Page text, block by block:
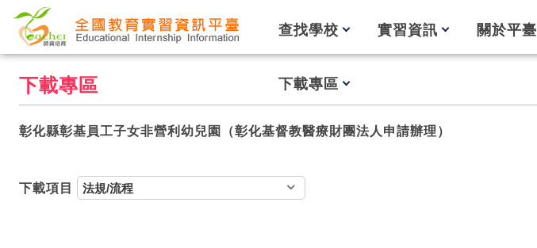
跳到主要內容
查找學校 實習資訊 關於平臺
下載專區
下載專區
彰化縣彰基員工子女非營利幼兒園（彰化基督教醫療財團法人申請辦理）
下載項目